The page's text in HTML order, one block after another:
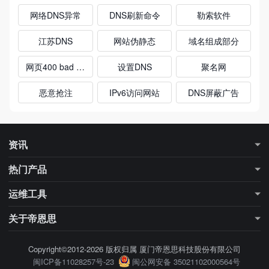
网络DNS异常 DNS刷新命令 勒索软件
江苏DNS 网站伪静态 域名组成部分
网页400 bad request原因 设置DNS 聚名网
恶意抢注 IPv6访问网站 DNS屏蔽广告
资讯
最新资讯
更多专题
热门产品
DNS解析
SSL证书
运维工具
域名信息查询（Whois）
关于帝恩思
帮助中心
站点地图
Copyright©2012-2026 版权归属 厦门帝恩思科技股份有限公司
闽ICP备11028257号-23
闽公网安备 35021102000564号